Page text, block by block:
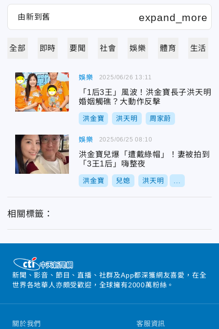
全部 即時 要聞 社會 娛樂 體育 生活
娛樂
「1后3王」風波！洪金寶長子洪天明
婚姻觸礁？大動作反擊
洪金寶 洪天明 周家蔚
2025/06/26 13:11
娛樂
洪金寶兒爆「遭戴綠帽」！妻被拍到
「3王1后」嗨整夜
洪金寶 兒媳 洪天明
2025/06/25 08:10
相關標籤：
新聞、影音、節目、直播、社群及App都深獲網友喜愛，在全
世界各地華人亦頗受歡迎，全球擁有2000萬粉絲。
關於我們 客服資訊